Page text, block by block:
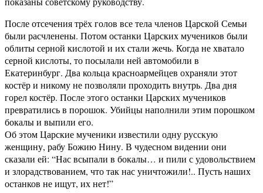
После отсечения трёх голов все тела членов Царской Семьи
были расчленены. Потом останки Царских мучеников были
облиты серной кислотой и их стали жечь. Когда не хватало
серной кислоты, то посылали ней автомобили в
Екатеринбург. Два кольца красноармейцев охраняли этот
костёр и никому не позволяли проходить внутрь. Два дня
горел костёр. После этого останки Царских мучеников
превратились в порошок. Убийцы наполнили этим порошком
бокалы и выпили его.
Об этом Царские мученики известили одну русскую
женщину, рабу Божию Нину. В чудесном видении они
сказали ей: “Нас всыпали в бокалы… и пили с удовольствием
и злорадствованием, что так нас уничтожили!.. Пусть наших
останков не ищут, их нет!”